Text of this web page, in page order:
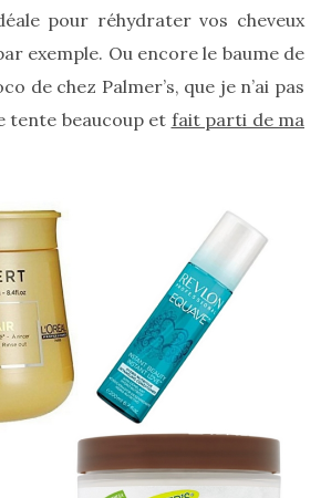
pour réhydrater vos cheveux
exemple. Ou encore le baume de
de chez Palmer’s, que je n’ai pas
tente beaucoup et fait parti de ma